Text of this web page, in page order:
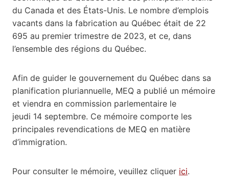
du Canada et des États-Unis. Le nombre d’emplois
vacants dans la fabrication au Québec était de 22
695 au premier trimestre de 2023, et ce, dans
l’ensemble des régions du Québec.
Afin de guider le gouvernement du Québec dans sa
planification pluriannuelle, MEQ a publié un mémoire
et viendra en commission parlementaire le
jeudi 14 septembre. Ce mémoire comporte les
principales revendications de MEQ en matière
d’immigration.
Pour consulter le mémoire, veuillez cliquer ici.